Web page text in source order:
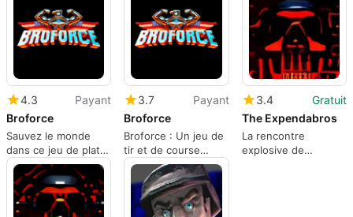
4.3
Payant
Broforce
Sauvez le monde
dans ce jeu de plate-
formes brotastique
3.7
Payant
Broforce
Broforce : Un jeu de
tir et de course
parodique
3.4
Gratuit
The Expendabros
La rencontre
explosive de